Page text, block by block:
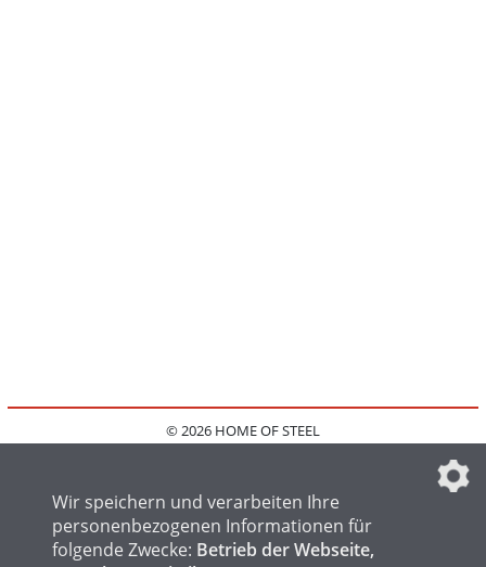
© 2026 HOME OF STEEL
IMPRESSUM
FAQ
DATENSCHUTZEINSTELLUNGEN
Wir speichern und verarbeiten Ihre
personenbezogenen Informationen für
folgende Zwecke: Betrieb der Webseite,